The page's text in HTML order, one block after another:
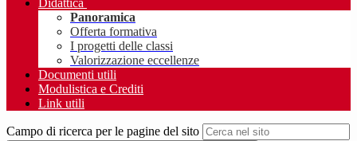
Didattica
Panoramica
Offerta formativa
I progetti delle classi
Valorizzazione eccellenze
Documenti utili
Modulistica e Crediti
Link utili
Campo di ricerca per le pagine del sito